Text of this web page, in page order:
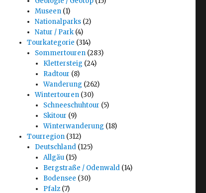
Museen (1)
Nationalparks (2)
Natur / Park (4)
Tourkategorie (314)
Sommertouren (283)
Klettersteig (24)
Radtour (8)
Wanderung (262)
Wintertouren (30)
Schneeschuhtour (5)
Skitour (9)
Winterwanderung (18)
Tourregion (312)
Deutschland (125)
Allgäu(15)
Bergstraße / Odenwald(14)
Bodensee (30)
Pfalz(7)